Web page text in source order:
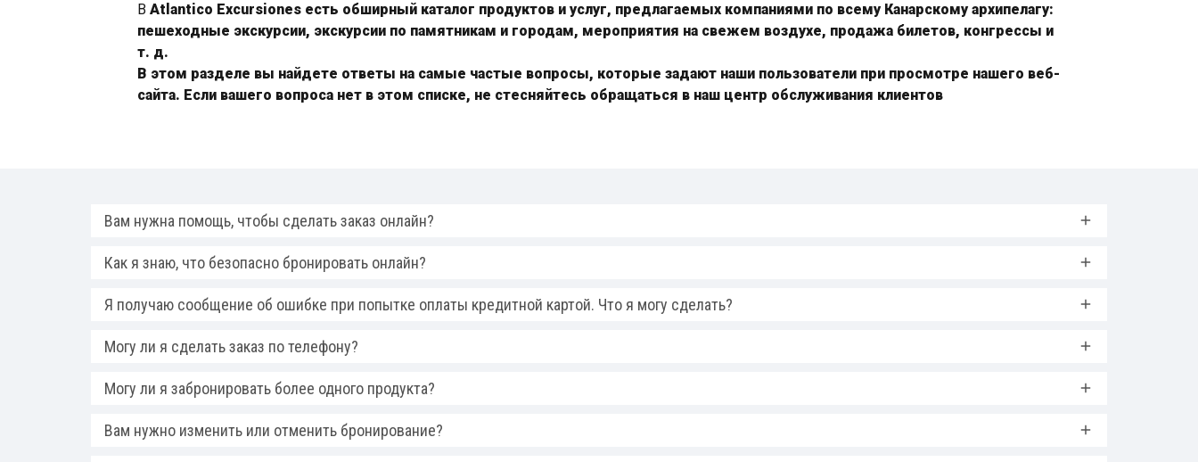
ВAtlantico Excursiones есть обширный каталог продуктов и услуг, предлагаемых компаниями по всему Канарскому архипелагу:
пешеходные экскурсии, экскурсии по памятникам и городам, мероприятия на свежем воздухе, продажа билетов, конгрессы и
т. д.
В этом разделе вы найдете ответы на самые частые вопросы, которые задают наши пользователи при просмотре нашего веб-
сайта. Если вашего вопроса нет в этом списке, не стесняйтесь обращаться в наш центр обслуживания клиентов
Вам нужна помощь, чтобы сделать заказ онлайн?
Как я знаю, что безопасно бронировать онлайн?
Я получаю сообщение об ошибке при попытке оплаты кредитной картой. Что я могу сделать?
Могу ли я сделать заказ по телефону?
Могу ли я забронировать более одного продукта?
Вам нужно изменить или отменить бронирование?